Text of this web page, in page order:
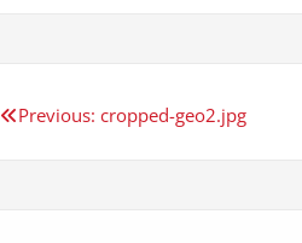
Navigation
Previous: cropped-geo2.jpg